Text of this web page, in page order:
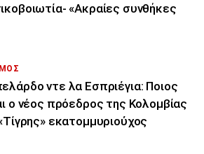
«Ακραίες συνθήκες
ντε λα Εσπριέγια: Ποιος
ο νέος πρόεδρος της Κολομβίας
εκατομμυριούχος